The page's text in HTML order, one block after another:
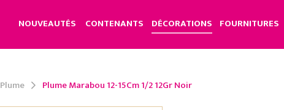
NOUVEAUTÉS CONTENANTS DÉCORATIONS FOURNITURES
Plume Plume Marabou 12-15Cm 1/2 12Gr Noir